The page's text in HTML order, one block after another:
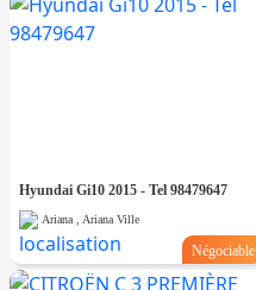
Hyundai Gi10 2015 - Tel 98479647
Ariana , Ariana Ville
Négociable